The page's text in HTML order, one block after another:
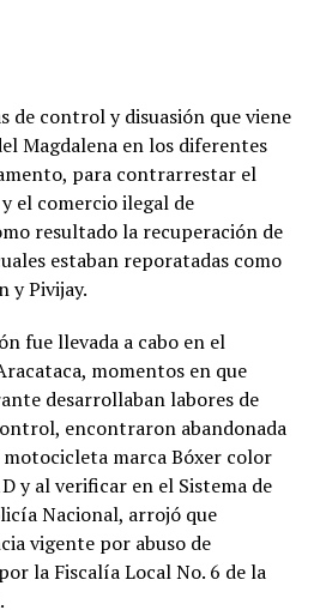
de control y disuasión que viene
Magdalena en los diferentes
para contrarrestar el
el comercio ilegal de
resultado la recuperación de
estaban reporatadas como
y Pivijay.
fue llevada a cabo en el
momentos en que
desarrollaban labores de
encontraron abandonada
marca Bóxer color
y al verificar en el Sistema de
Nacional, arrojó que
vigente por abuso de
la Fiscalía Local No. 6 de la